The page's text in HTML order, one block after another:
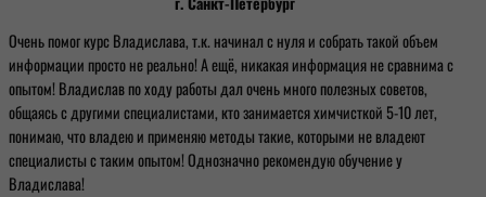
Очень помог курс Владислава, т.к. начинал с нуля и собрать такой объем
информации просто не реально! А ещё, никакая информация не сравнима с
опытом! Владислав по ходу работы дал очень много полезных советов,
общаясь с другими специалистами, кто занимается химчисткой 5-10 лет,
понимаю, что владею и применяю методы такие, которыми не владеют
специалисты с таким опытом! Однозначно рекомендую обучение у
Владислава!